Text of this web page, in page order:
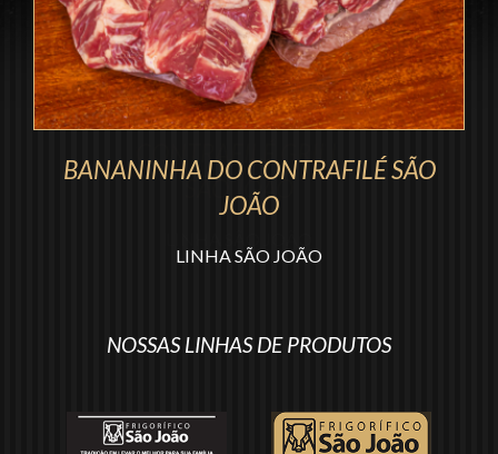
Trabalhe conosco
Notícias
Vídeos
Receitas
Segunda via boleto
BANANINHA DO CONTRAFILÉ SÃO
JOÃO
LINHA SÃO JOÃO
NOSSAS LINHAS DE PRODUTOS